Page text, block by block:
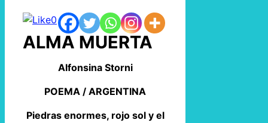
0
ALMA MUERTA
Alfonsina Storni
POEMA / ARGENTINA
Piedras enormes, rojo sol y el